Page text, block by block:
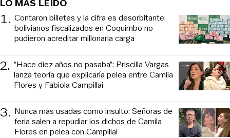
LO MÁS LEÍDO
1. Contaron billetes y la cifra es desorbitante:
bolivianos fiscalizados en Coquimbo no
pudieron acreditar millonaria carga
2. “Hace diez años no pasaba”: Priscilla Vargas
lanza teoría que explicaría pelea entre Camila
Flores y Fabiola Campillai
3. Nunca más usadas como insulto: Señoras de
feria salen a repudiar los dichos de Camila
Flores en pelea con Campillai